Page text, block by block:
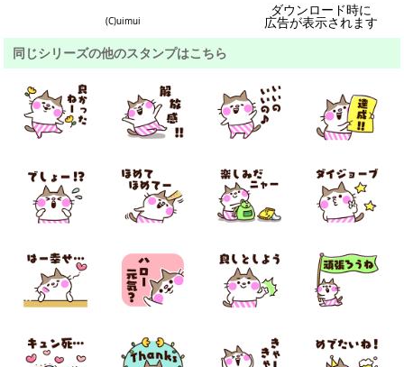
(C)uimui
ダウンロード時に
広告が表示されます
同じシリーズの他のスタンプはこちら